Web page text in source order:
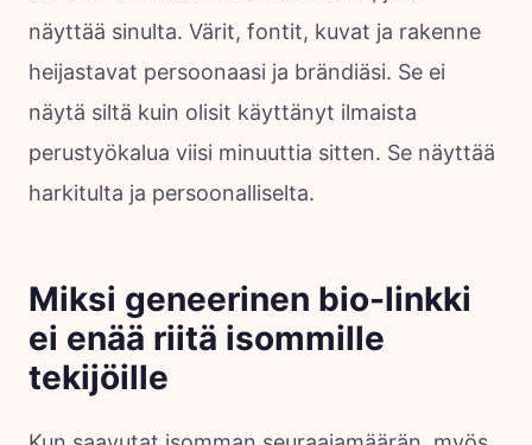
näyttää sinulta. Värit, fontit, kuvat ja rakenne
heijastavat persoonaasi ja brändiäsi. Se ei
näytä siltä kuin olisit käyttänyt ilmaista
perustyökalua viisi minuuttia sitten. Se näyttää
harkitulta ja persoonalliselta.
Miksi geneerinen bio-linkki
ei enää riitä isommille
tekijöille